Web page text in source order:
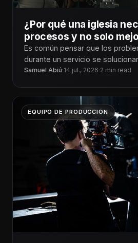
¿Por qué una iglesia
procesos y no solo
Es común pensar que los
durante un servicio se
mejor equipo. Una consola más
Samuel Abiú·14 jul., 2026·2 min read
EQUIPO DE PRODUCCIÓN